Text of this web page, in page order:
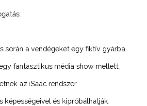
során a vendégeket egy fiktív gyárba
fantasztikus média show mellett,
az iSaac rendszer
képességeivel és kipróbálhatják,